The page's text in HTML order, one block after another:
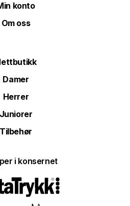
konto
Om oss
Damer
Herrer
Juniorer
Tilbehør
i konsernet